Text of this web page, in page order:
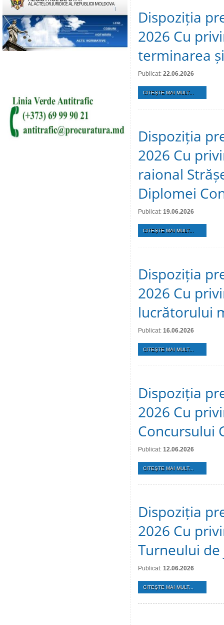
Dispoziția
2026 Cu
terminarea
Publicat: 22.06.2026
CITEŞTE MAI MULT...
Dispoziția
2026 Cu
raional
Diplomei
Publicat: 19.06.2026
CITEŞTE MAI MULT...
Dispoziția
2026 Cu
lucrătorului
Publicat: 16.06.2026
CITEŞTE MAI MULT...
Dispoziția
2026 Cu
Concursului
Publicat: 12.06.2026
CITEŞTE MAI MULT...
Dispoziția
2026 Cu
Turneului de
Publicat: 12.06.2026
CITEŞTE MAI MULT...